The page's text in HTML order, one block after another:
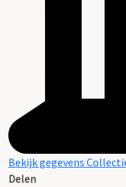
Bekijk gegevens
Delen